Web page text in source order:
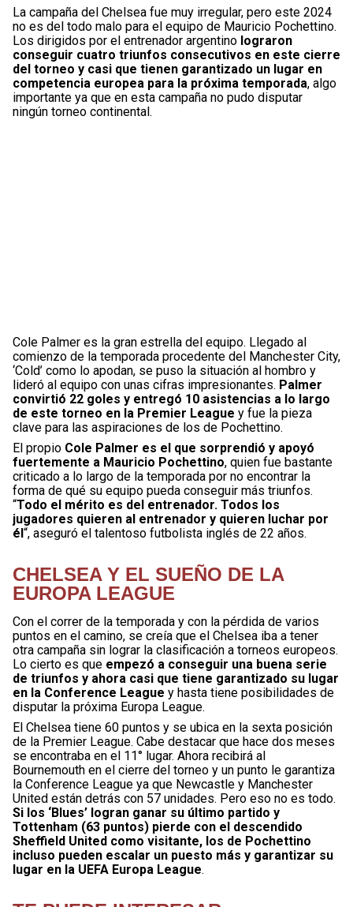
La campaña del Chelsea fue muy irregular, pero este 2024
no es del todo malo para el equipo de Mauricio Pochettino.
Los dirigidos por el entrenador argentino lograron
conseguir cuatro triunfos consecutivos en este cierre
del torneo y casi que tienen garantizado un lugar en
competencia europea para la próxima temporada, algo
importante ya que en esta campaña no pudo disputar
ningún torneo continental.
Cole Palmer es la gran estrella del equipo. Llegado al
comienzo de la temporada procedente del Manchester City,
‘Cold’ como lo apodan, se puso la situación al hombro y
lideró al equipo con unas cifras impresionantes. Palmer
convirtió 22 goles y entregó 10 asistencias a lo largo
de este torneo en la Premier League y fue la pieza
clave para las aspiraciones de los de Pochettino.
El propio Cole Palmer es el que sorprendió y apoyó
fuertemente a Mauricio Pochettino, quien fue bastante
criticado a lo largo de la temporada por no encontrar la
forma de qué su equipo pueda conseguir más triunfos.
“Todo el mérito es del entrenador. Todos los
jugadores quieren al entrenador y quieren luchar por
él“, aseguró el talentoso futbolista inglés de 22 años.
CHELSEA Y EL SUEÑO DE LA
EUROPA LEAGUE
Con el correr de la temporada y con la pérdida de varios
puntos en el camino, se creía que el Chelsea iba a tener
otra campaña sin lograr la clasificación a torneos europeos.
Lo cierto es que empezó a conseguir una buena serie
de triunfos y ahora casi que tiene garantizado su lugar
en la Conference League y hasta tiene posibilidades de
disputar la próxima Europa League.
El Chelsea tiene 60 puntos y se ubica en la sexta posición
de la Premier League. Cabe destacar que hace dos meses
se encontraba en el 11° lugar. Ahora recibirá al
Bournemouth en el cierre del torneo y un punto le garantiza
la Conference League ya que Newcastle y Manchester
United están detrás con 57 unidades. Pero eso no es todo.
Si los ‘Blues’ logran ganar su último partido y
Tottenham (63 puntos) pierde con el descendido
Sheffield United como visitante, los de Pochettino
incluso pueden escalar un puesto más y garantizar su
lugar en la UEFA Europa League.